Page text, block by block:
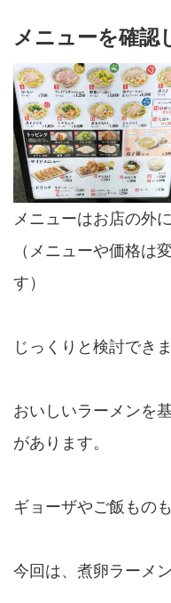
メニューを確認
メニューはお店の外
（メニューや価格は
す）
じっくりと検討できま
おいしいラーメンを
があります。
ギョーザやご飯もの
今回は、煮卵ラーメン